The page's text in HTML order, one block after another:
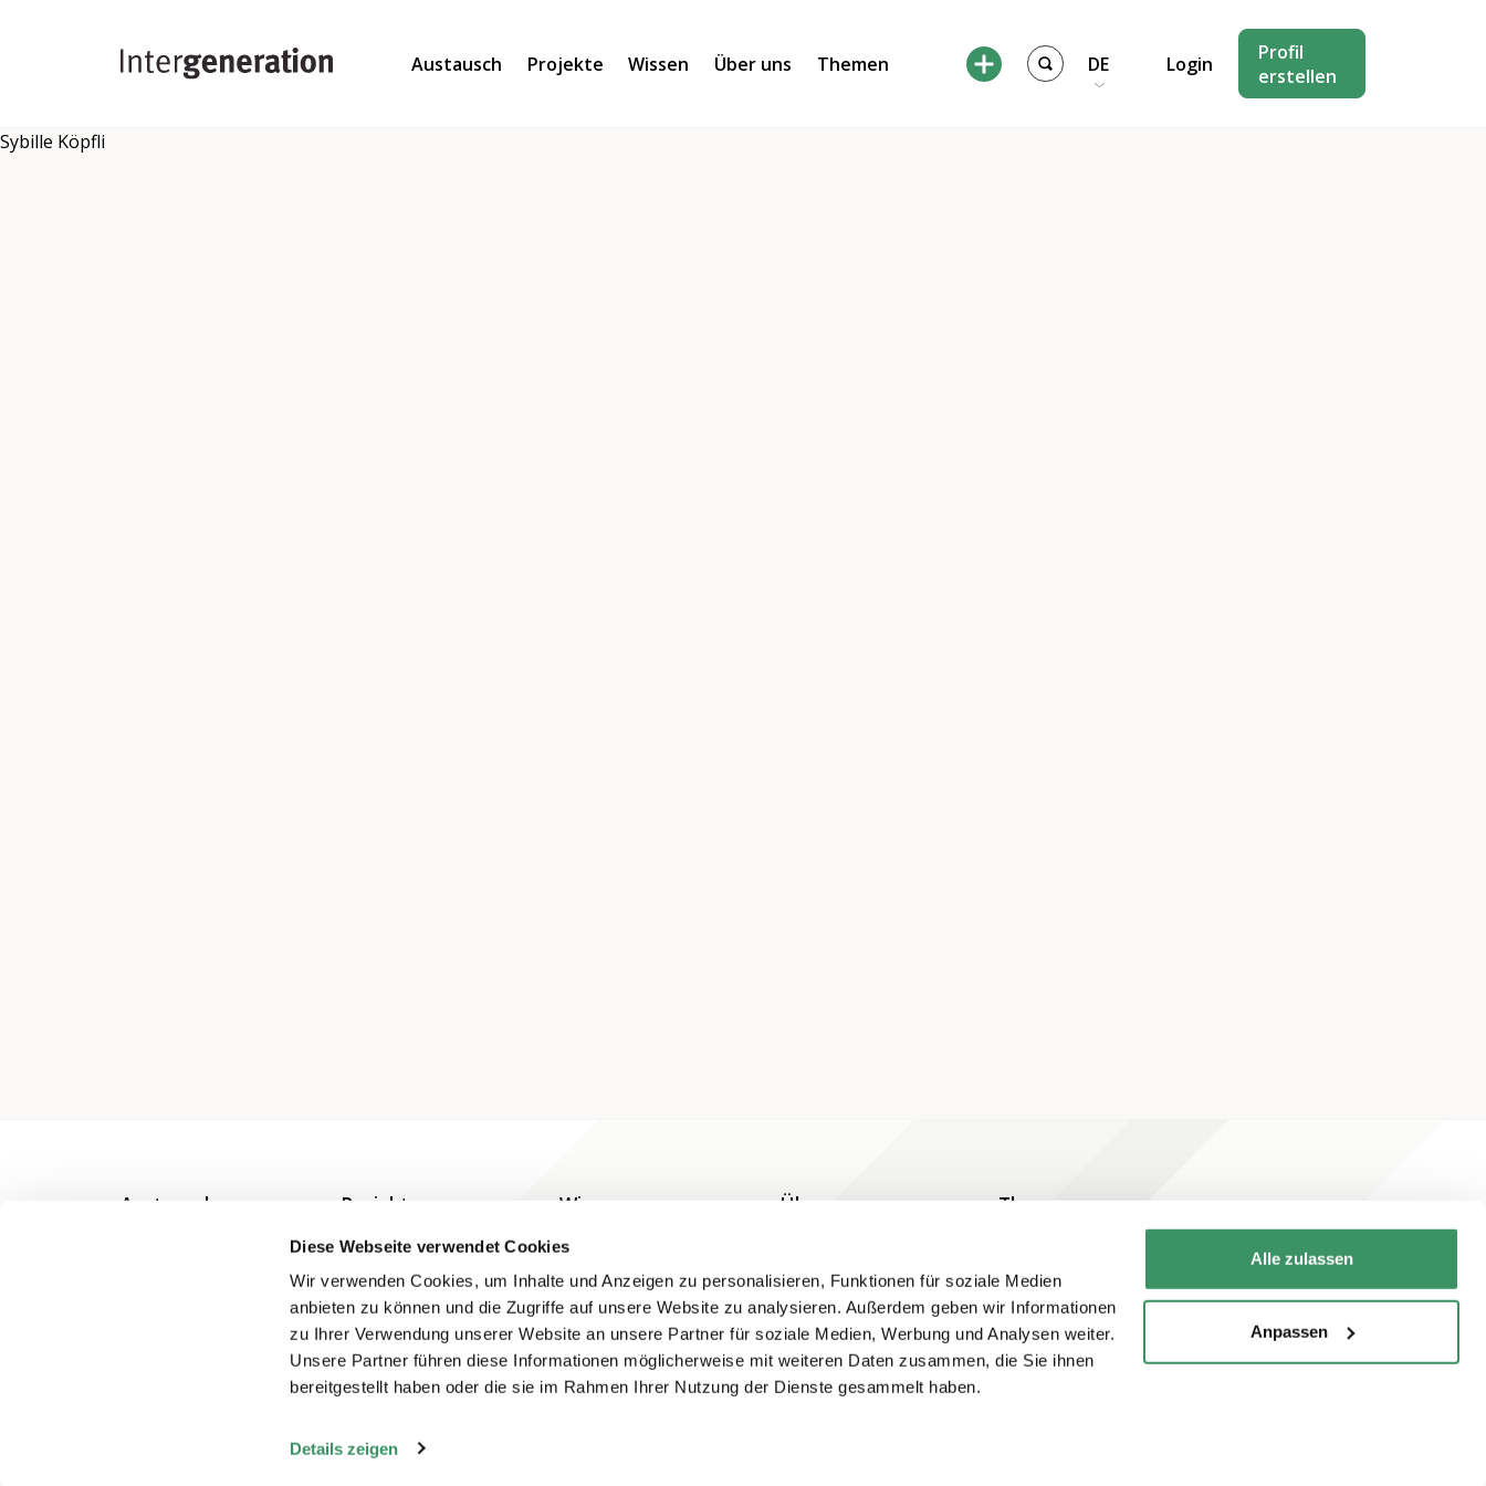
Diese Webseite verwendet Cookies
Wir verwenden Cookies, um Inhalte und Anzeigen zu personalisieren, Funktionen für soziale Medien
anbieten zu können und die Zugriffe auf unsere Website zu analysieren. Außerdem geben wir Informationen
zu Ihrer Verwendung unserer Website an unsere Partner für soziale Medien, Werbung und Analysen weiter.
Unsere Partner führen diese Informationen möglicherweise mit weiteren Daten zusammen, die Sie ihnen
bereitgestellt haben oder die sie im Rahmen Ihrer Nutzung der Dienste gesammelt haben.
Details zeigen
Alle zulassen
Anpassen
Austausch Projekte Wissen Über uns Themen DE Login
Profil
erstellen
Sybille Köpfli
Austausch
Projekte
Projekt-
Verzeichnis
Wissen
Blog
Grundlagen
Hilfe
Über uns
Themen